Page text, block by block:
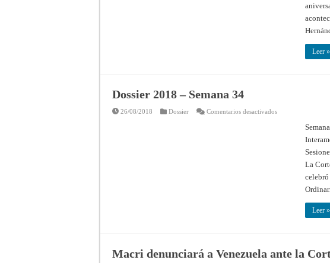
Leer »
Dossier 2018 – Semana 34
26/08/2018 Dossier Comentarios desactivadosen
La
Leer »
Macri denunciará a Venezuela ante la